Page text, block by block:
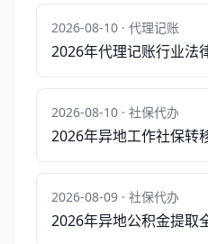
2026-08-10 · 代理记账
2026年代理记账行业法
2026-08-10 · 社保代办
2026年异地工作社保转
2026-08-09 · 社保代办
2026年异地公积金提取